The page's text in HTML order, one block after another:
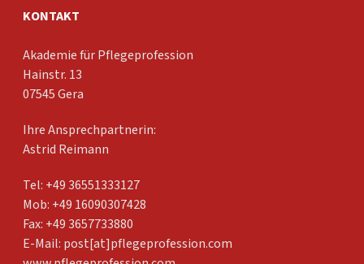
KONTAKT
Akademie für Pflegeprofession
Hainstr. 13
07545 Gera
Ihre Ansprechpartnerin:
Astrid Reimann
Tel: +49 36551333127
Mob: +49 16090307428
Fax: +49 3657733880
E-Mail: post[at]pflegeprofession.com